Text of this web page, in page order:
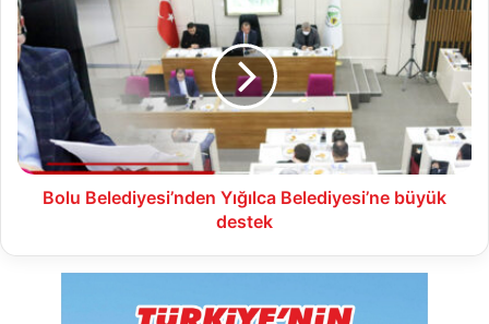
Belediyesi’nden
Yığılca
Belediyesi’ne
büyük
destek
Bolu Belediyesi’nden Yığılca Belediyesi’ne büyük
destek